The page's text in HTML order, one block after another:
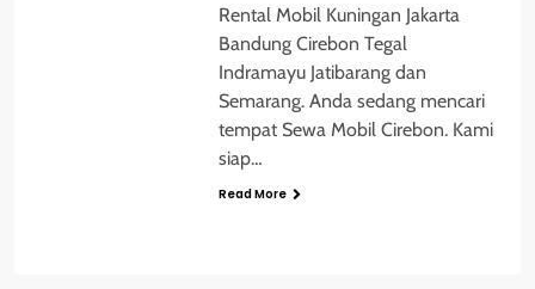
Rental Mobil Kuningan Jakarta
Bandung Cirebon Tegal
Indramayu Jatibarang dan
Semarang. Anda sedang mencari
tempat Sewa Mobil Cirebon. Kami
siap…
Read More